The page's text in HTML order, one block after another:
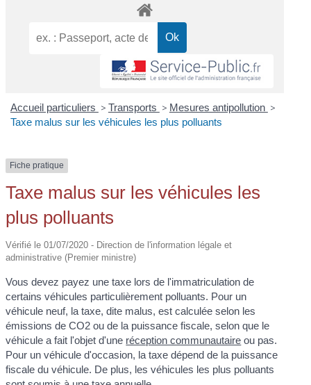
Accueil particuliers > Transports > Mesures antipollution >
Taxe malus sur les véhicules les plus polluants
Fiche pratique
Taxe malus sur les véhicules les
plus polluants
Vérifié le 01/07/2020 - Direction de l'information légale et
administrative (Premier ministre)
Vous devez payez une taxe lors de l'immatriculation de
certains véhicules particulièrement polluants. Pour un
véhicule neuf, la taxe, dite malus, est calculée selon les
émissions de CO2 ou de la puissance fiscale, selon que le
véhicule a fait l'objet d'une réception communautaire ou pas.
Pour un véhicule d'occasion, la taxe dépend de la puissance
fiscale du véhicule. De plus, les véhicules les plus polluants